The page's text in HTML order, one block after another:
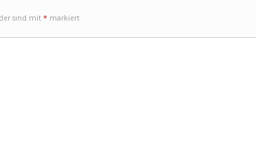
sind mit * markiert